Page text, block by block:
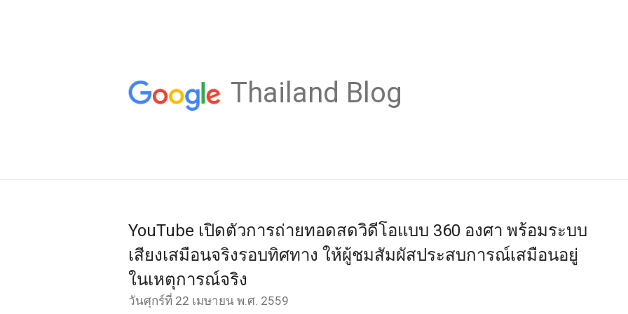
Thailand Blog
YouTube เปิดตัวการถ่ายทอดสดวิดีโอแบบ 360 องศา พร้อมระบบ
เสียงเสมือนจริงรอบทิศทาง ให้ผู้ชมสัมผัสประสบการณ์เสมือนอยู่
ในเหตุการณ์จริง
วันศุกร์ที่ 22 เมษายน พ.ศ. 2559